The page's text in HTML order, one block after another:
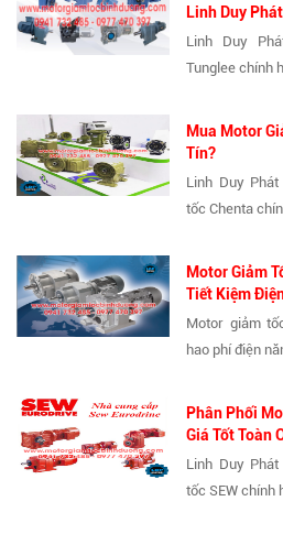
Linh Duy Phát
Linh Duy
Tunglee chính
Mua Motor
Tín?
Linh Duy
tốc Chenta
Motor Giảm
Tiết Kiệm
Motor giảm
hao phí điện
Phân Phối
Giá Tốt Toàn
Linh Duy
tốc SEW chính